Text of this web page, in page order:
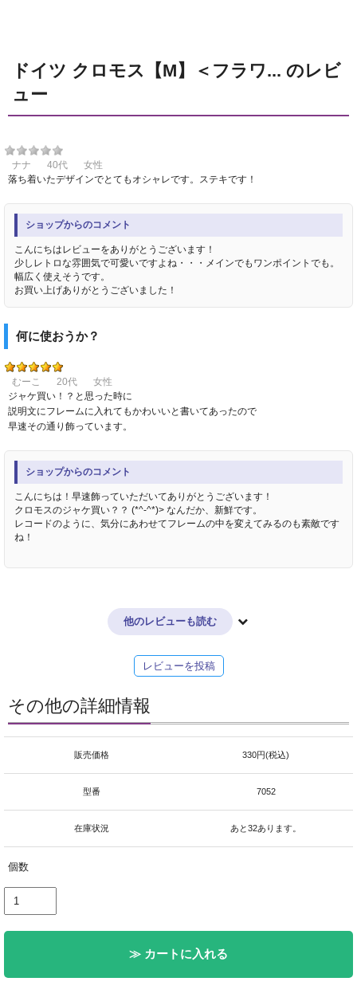
ドイツ クロモス【M】＜フラワ... のレビ
ュー
ナナ 40代
女性
落ち着いたデザインでとてもオシャレです。ステキです！
ショップからのコメント
こんにちはレビューをありがとうございます！
少しレトロな雰囲気で可愛いですよね・・・メインでもワンポイントでも。
幅広く使えそうです。
お買い上げありがとうございました！
何に使おうか？
むーこ 20代
女性
ジャケ買い！？と思った時に
説明文にフレームに入れてもかわいいと書いてあったので
早速その通り飾っています。
ショップからのコメント
こんにちは！早速飾っていただいてありがとうございます！
クロモスのジャケ買い？？ (*^-^*)> なんだか、新鮮です。
レコードのように、気分にあわせてフレームの中を変えてみるのも素敵です
ね！
他のレビューも読む
レビューを投稿
その他の詳細情報
販売価格 330円(税込)
型番 7052
在庫状況 あと32あります。
個数
≫ カートに入れる